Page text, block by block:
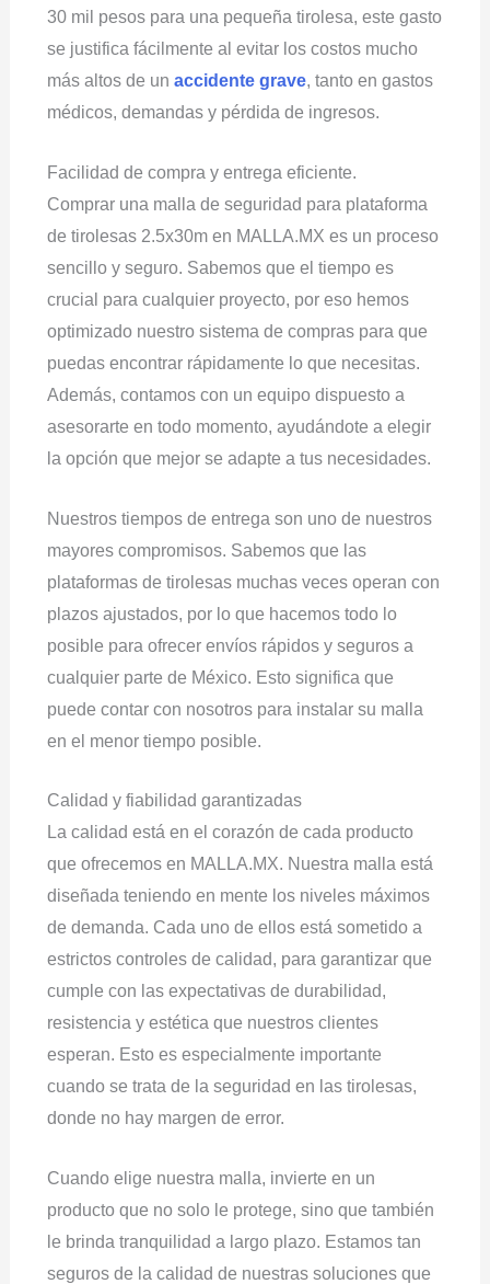
30 mil pesos para una pequeña tirolesa, este gasto
se justifica fácilmente al evitar los costos mucho
más altos de un accidente grave, tanto en gastos
médicos, demandas y pérdida de ingresos.
Facilidad de compra y entrega eficiente.
Comprar una malla de seguridad para plataforma
de tirolesas 2.5x30m en MALLA.MX es un proceso
sencillo y seguro. Sabemos que el tiempo es
crucial para cualquier proyecto, por eso hemos
optimizado nuestro sistema de compras para que
puedas encontrar rápidamente lo que necesitas.
Además, contamos con un equipo dispuesto a
asesorarte en todo momento, ayudándote a elegir
la opción que mejor se adapte a tus necesidades.
Nuestros tiempos de entrega son uno de nuestros
mayores compromisos. Sabemos que las
plataformas de tirolesas muchas veces operan con
plazos ajustados, por lo que hacemos todo lo
posible para ofrecer envíos rápidos y seguros a
cualquier parte de México. Esto significa que
puede contar con nosotros para instalar su malla
en el menor tiempo posible.
Calidad y fiabilidad garantizadas
La calidad está en el corazón de cada producto
que ofrecemos en MALLA.MX. Nuestra malla está
diseñada teniendo en mente los niveles máximos
de demanda. Cada uno de ellos está sometido a
estrictos controles de calidad, para garantizar que
cumple con las expectativas de durabilidad,
resistencia y estética que nuestros clientes
esperan. Esto es especialmente importante
cuando se trata de la seguridad en las tirolesas,
donde no hay margen de error.
Cuando elige nuestra malla, invierte en un
producto que no solo le protege, sino que también
le brinda tranquilidad a largo plazo. Estamos tan
seguros de la calidad de nuestras soluciones que